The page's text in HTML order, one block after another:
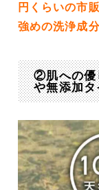
円くらいの市
強めの洗浄成
②肌への優
や無添加